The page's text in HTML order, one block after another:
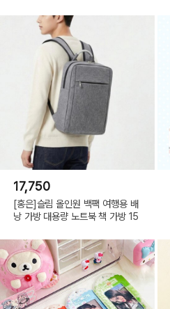
17,750
[홍은]슬림 올인원 백팩 여행용 배
낭 가방 대용량 노트북 책 가방 15